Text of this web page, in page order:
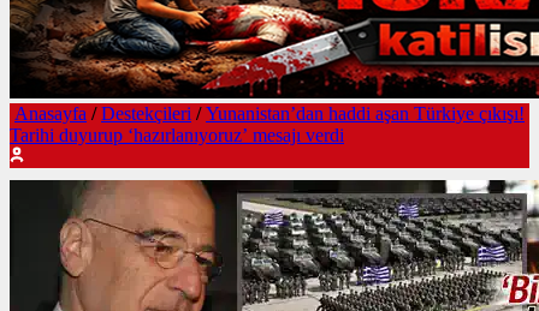
Anasayfa / Destekçileri / Yunanistan’dan haddi aşan Türkiye çıkışı!
Tarihi duyurup ‘hazırlanıyoruz’ mesajı verdi